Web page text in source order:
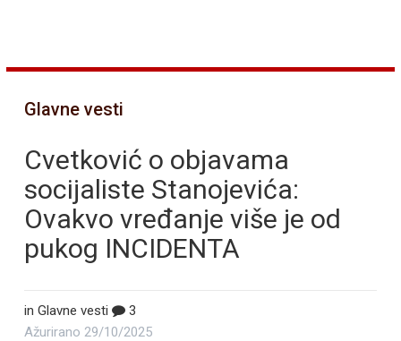
Glavne vesti
Cvetković o objavama
socijaliste Stanojevića:
Ovakvo vređanje više je od
pukog INCIDENTA
in Glavne vesti
3
Ažurirano 29/10/2025